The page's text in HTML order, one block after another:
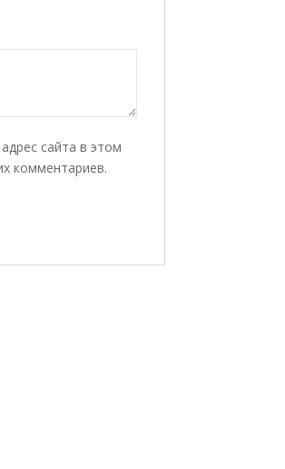
сайта в этом
комментариев.